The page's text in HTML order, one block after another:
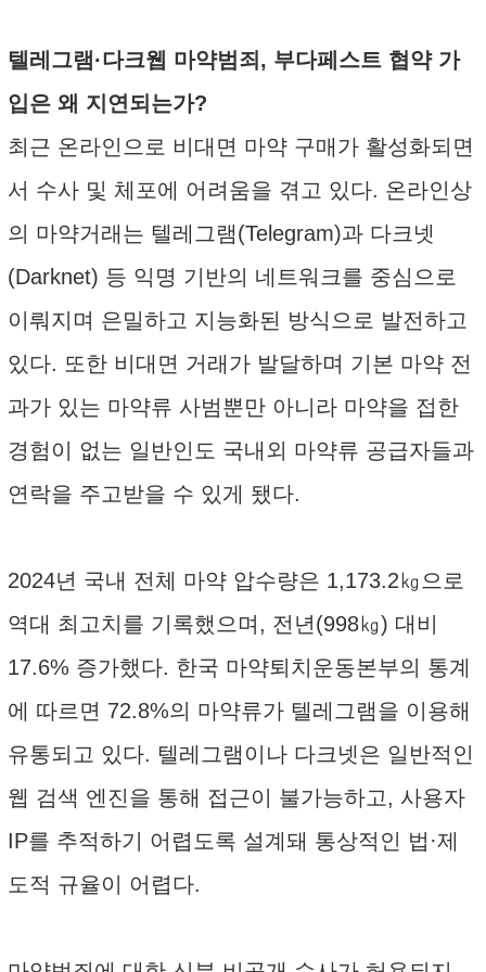
텔레그램·다크웹 마약범죄, 부다페스트 협약 가
입은 왜 지연되는가?
최근 온라인으로 비대면 마약 구매가 활성화되면
서 수사 및 체포에 어려움을 겪고 있다. 온라인상
의 마약거래는 텔레그램(Telegram)과 다크넷
(Darknet) 등 익명 기반의 네트워크를 중심으로
이뤄지며 은밀하고 지능화된 방식으로 발전하고
있다. 또한 비대면 거래가 발달하며 기본 마약 전
과가 있는 마약류 사범뿐만 아니라 마약을 접한
경험이 없는 일반인도 국내외 마약류 공급자들과
연락을 주고받을 수 있게 됐다.
2024년 국내 전체 마약 압수량은 1,173.2㎏으로
역대 최고치를 기록했으며, 전년(998㎏) 대비
17.6% 증가했다. 한국 마약퇴치운동본부의 통계
에 따르면 72.8%의 마약류가 텔레그램을 이용해
유통되고 있다. 텔레그램이나 다크넷은 일반적인
웹 검색 엔진을 통해 접근이 불가능하고, 사용자
IP를 추적하기 어렵도록 설계돼 통상적인 법·제
도적 규율이 어렵다.